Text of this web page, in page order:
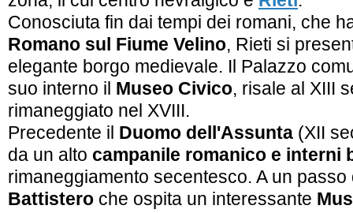
Conosciuta fin dai tempi dei romani, che
Romano sul Fiume Velino, Rieti si
elegante borgo medievale. Il Palazzo
suo interno il Museo Civico, risale al XIII
rimaneggiato nel XVIII.
Precedente il Duomo dell'Assunta (XII
da un alto campanile romanico e interni
rimaneggiamento secentesco. A un
Battistero che ospita un interessante